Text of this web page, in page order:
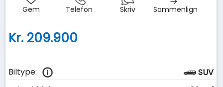
Gem Telefon Skriv Sammenlign
Kr. 209.900
Biltype:
SUV